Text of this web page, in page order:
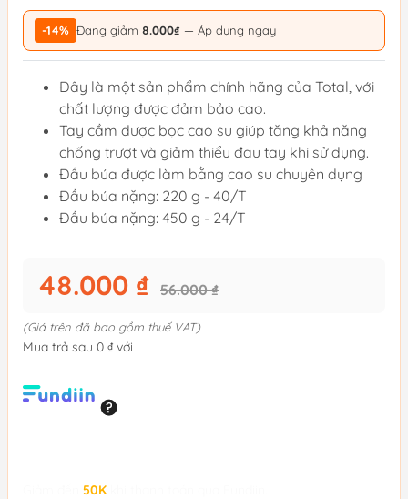
-14% Đang giảm 8.000₫ — Áp dụng ngay
Đây là một sản phẩm chính hãng của Total, với
chất lượng được đảm bảo cao.
Tay cầm được bọc cao su giúp tăng khả năng
chống trượt và giảm thiểu đau tay khi sử dụng.
Đầu búa được làm bằng cao su chuyên dụng
Đầu búa nặng: 220 g - 40/T
Đầu búa nặng: 450 g - 24/T
48.000 ₫ 56.000 ₫
(Giá trên đã bao gồm thuế VAT)
Mua trả sau 0 ₫ với
50K